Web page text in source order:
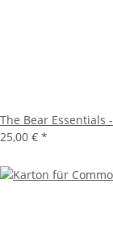
The Bear Essentials
25,00 € *